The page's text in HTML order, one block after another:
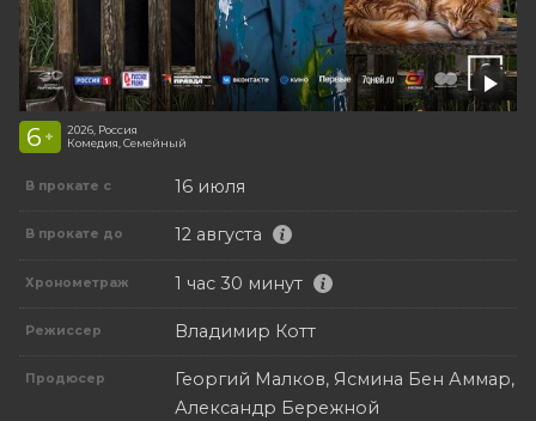
6 +
2026, Россия
Комедия, Семейный
В прокате с 16 июля
В прокате до 12 августа
Хронометраж 1 час 30 минут
Режиссер Владимир Котт
Продюсер
Георгий Малков, Ясмина Бен Аммар,
Александр Бережной